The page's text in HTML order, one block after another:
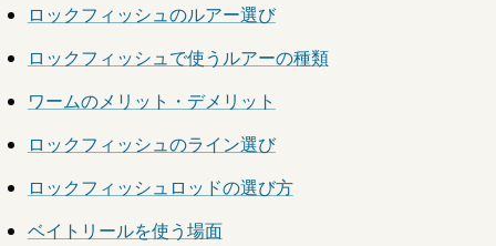
ロックフィッシュのルアー選び
ロックフィッシュで使うルアーの種類
ワームのメリット・デメリット
ロックフィッシュのライン選び
ロックフィッシュロッドの選び方
ベイトリールを使う場面